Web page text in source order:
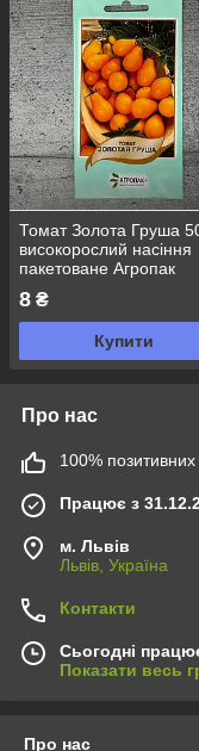
Томат Золота Груша
високорослий насіння
пакетоване Агропак
8 ₴
Купити
Про нас
100% позитивних
Працює з
м. Львів
Львів, Україна
Контакти
Сьогодні
Показати весь
Про нас